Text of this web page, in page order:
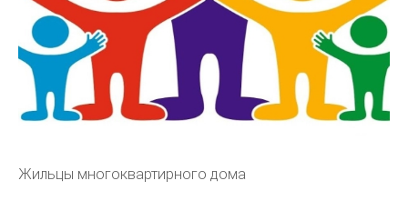
Жильцы многоквартирного дома